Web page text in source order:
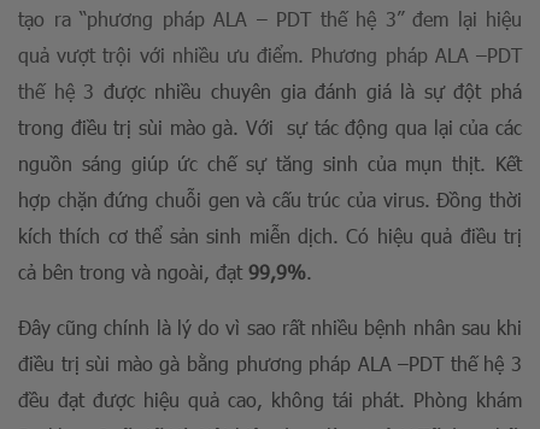
tạo ra “phương pháp ALA – PDT thế hệ 3” đem lại hiệu
quả vượt trội với nhiều ưu điểm. Phương pháp ALA –PDT
thế hệ 3 được nhiều chuyên gia đánh giá là sự đột phá
trong điều trị sùi mào gà. Với sự tác động qua lại của các
nguồn sáng giúp ức chế sự tăng sinh của mụn thịt. Kết
hợp chặn đứng chuỗi gen và cấu trúc của virus. Đồng thời
kích thích cơ thể sản sinh miễn dịch. Có hiệu quả điều trị
cả bên trong và ngoài, đạt99,9%.
Đây cũng chính là lý do vì sao rất nhiều bệnh nhân sau khi
điều trị sùi mào gà bằng phương pháp ALA –PDT thế hệ 3
đều đạt được hiệu quả cao, không tái phát. Phòng khám